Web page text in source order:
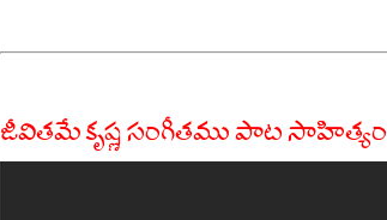
జీవితమే కృష్ణ సంగీతము పాట సాహిత్యం